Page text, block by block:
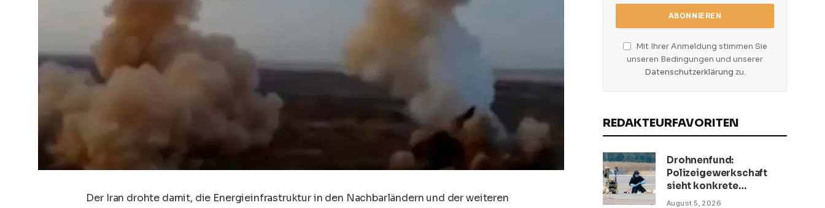
Der Iran drohte damit, die Energieinfrastruktur in den Nachbarländern und der weiteren
Mit Ihrer Anmeldung stimmen Sie
unseren Bedingungen und unserer
Datenschutzerklärung zu.
REDAKTEURFAVORITEN
Drohnenfund:
Polizeigewerkschaft
sieht konkrete
Bedrohung
August 5, 2026